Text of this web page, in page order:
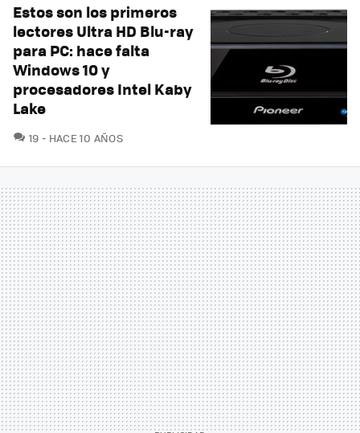
Estos son los primeros
lectores Ultra HD Blu-ray
para PC: hace falta
Windows 10 y
procesadores Intel Kaby
Lake
19 COMENTARIOS
HACE 10 AÑOS